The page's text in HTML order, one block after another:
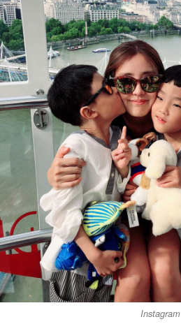
Instagram